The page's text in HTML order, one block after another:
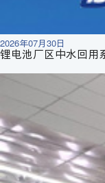
2026年07月30日
锂电池厂区中水回用